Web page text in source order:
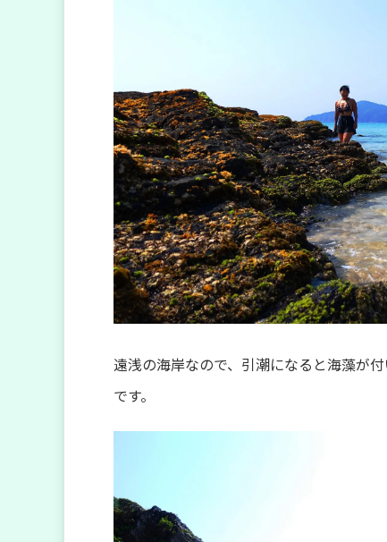
遠浅の海岸なので、引潮になると海藻が
です。